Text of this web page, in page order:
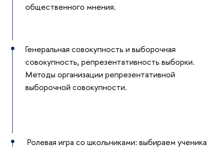
общественного мнения.
Генеральная совокупность и выборочная
совокупность, репрезентативность выборки.
Методы организации репрезентативной
выборочной совокупности.
Ролевая игра со школьниками: выбираем ученика